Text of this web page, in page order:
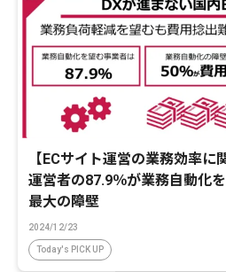
【ECサイト運営の業務効率に
運営者の87.9％が業務自動化
最大の障壁
2024/12/23
Today's PICK UP